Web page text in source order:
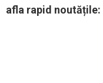
afla rapid noutățile: